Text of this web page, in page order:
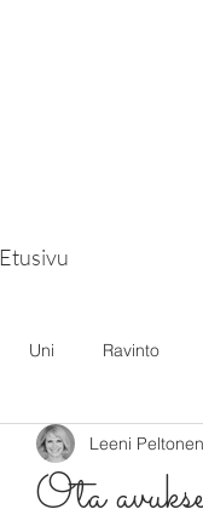
Etusivu
Uni Ravinto
Ota
Leeni Peltonen